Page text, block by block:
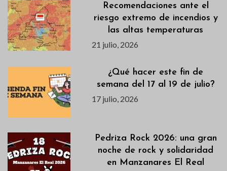
Recomendaciones ante el
riesgo extremo de incendios y
las altas temperaturas
21 julio, 2026
¿Qué hacer este fin de
semana del 17 al 19 de julio?
17 julio, 2026
Pedriza Rock 2026: una gran
noche de rock y solidaridad
en Manzanares El Real